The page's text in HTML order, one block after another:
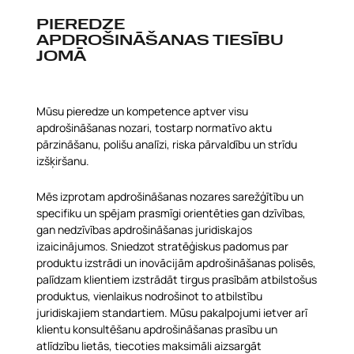
PIEREDZE
APDROŠINĀŠANAS TIESĪBU
JOMĀ
Mūsu pieredze un kompetence aptver visu
apdrošināšanas nozari, tostarp normatīvo aktu
pārzināšanu, polišu analīzi, riska pārvaldību un strīdu
izšķiršanu.
Mēs izprotam apdrošināšanas nozares sarežģītību un
specifiku un spējam prasmīgi orientēties gan dzīvības,
gan nedzīvības apdrošināšanas juridiskajos
izaicinājumos. Sniedzot stratēģiskus padomus par
produktu izstrādi un inovācijām apdrošināšanas polisēs,
palīdzam klientiem izstrādāt tirgus prasībām atbilstošus
produktus, vienlaikus nodrošinot to atbilstību
juridiskajiem standartiem. Mūsu pakalpojumi ietver arī
klientu konsultēšanu apdrošināšanas prasību un
atlīdzību lietās, tiecoties maksimāli aizsargāt